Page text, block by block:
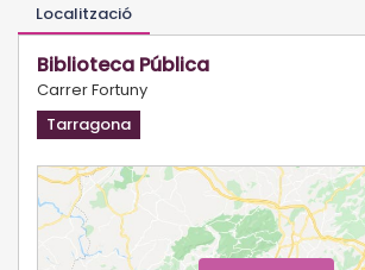
Localització
Biblioteca Pública
Carrer Fortuny
Tarragona